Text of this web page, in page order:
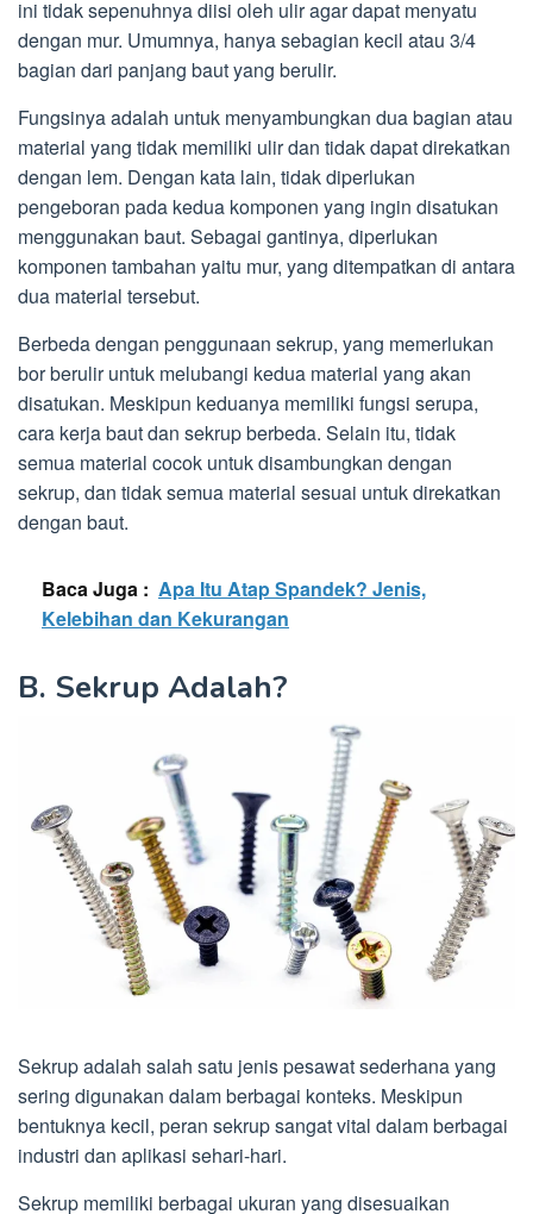
ini tidak sepenuhnya diisi oleh ulir agar dapat menyatu
dengan mur. Umumnya, hanya sebagian kecil atau 3/4
bagian dari panjang baut yang berulir.
Fungsinya adalah untuk menyambungkan dua bagian atau
material yang tidak memiliki ulir dan tidak dapat direkatkan
dengan lem. Dengan kata lain, tidak diperlukan
pengeboran pada kedua komponen yang ingin disatukan
menggunakan baut. Sebagai gantinya, diperlukan
komponen tambahan yaitu mur, yang ditempatkan di antara
dua material tersebut.
Berbeda dengan penggunaan sekrup, yang memerlukan
bor berulir untuk melubangi kedua material yang akan
disatukan. Meskipun keduanya memiliki fungsi serupa,
cara kerja baut dan sekrup berbeda. Selain itu, tidak
semua material cocok untuk disambungkan dengan
sekrup, dan tidak semua material sesuai untuk direkatkan
dengan baut.
Baca Juga : Apa Itu Atap Spandek? Jenis,
Kelebihan dan Kekurangan
B. Sekrup Adalah?
Sekrup adalah salah satu jenis pesawat sederhana yang
sering digunakan dalam berbagai konteks. Meskipun
bentuknya kecil, peran sekrup sangat vital dalam berbagai
industri dan aplikasi sehari-hari.
Sekrup memiliki berbagai ukuran yang disesuaikan